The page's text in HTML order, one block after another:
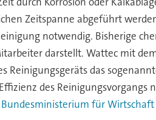
Zeitspanne abgeführt
notwendig. Bisherige
darstellt. Wattec mit
das
des
für